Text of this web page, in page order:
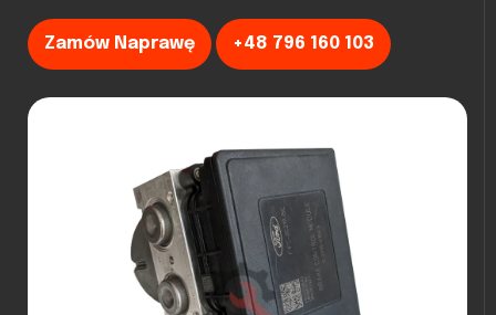
Zamów Naprawę +48 796 160 103